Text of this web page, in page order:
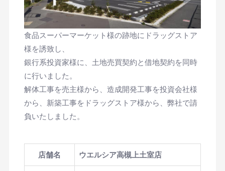
食品スーパーマーケット様の跡地にドラッグストア
様を誘致し、
銀行系投資家様に、土地売買契約と借地契約を同時
に行いました。
解体工事を売主様から、造成開発工事を投資会社様
から、新築工事をドラッグストア様から、弊社で請
負いたしました。
店舗名 ウエルシア高槻上土室店